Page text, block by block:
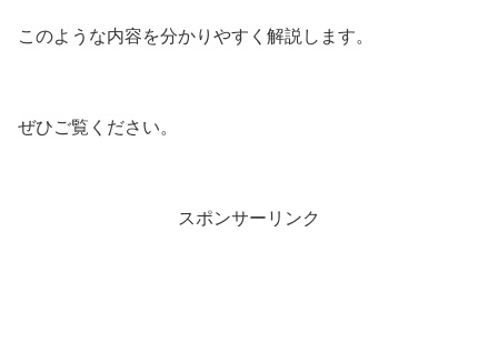
このような内容を分かりやすく解説します。
ぜひご覧ください。
スポンサーリンク